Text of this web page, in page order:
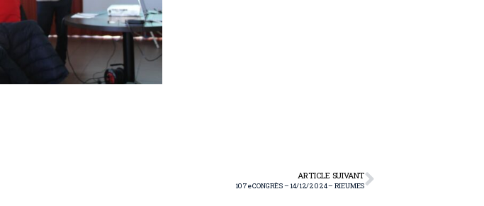
ARTICLE SUIVANT
107e CONGRÈS – 14/12/2024 – RIEUMES